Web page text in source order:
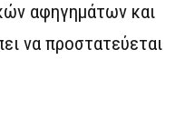
αφηγημάτων και
να προστατεύεται